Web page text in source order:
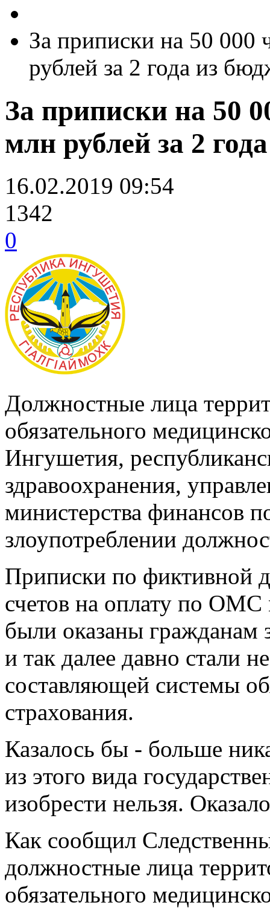
За приписки на 50 000
рублей за 2 года из
За приписки на 50
млн рублей за 2
16.02.2019 09:54
1342
0
Должностные лица
обязательного
Ингушетия,
здравоохранения,
министерства финансов
злоупотреблении
Приписки по фиктивной
счетов на оплату по ОМС
были оказаны гражданам
и так далее давно стали
составляющей системы
страхования.
Казалось бы - больше
из этого вида
изобрести нельзя.
Как сообщил
должностные лица
обязательного